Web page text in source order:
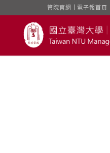
管院官網 電子報首頁